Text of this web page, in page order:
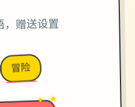
，赠送设置
冒险
✦ ★